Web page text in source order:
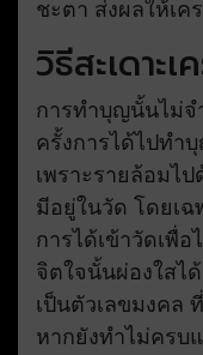
ชะตา ส่งผลให้เค
วิธีสะเดาะ
การทำบุญนั้นไม่จ
ครั้งการได้ไปทำ
เพราะรายล้อมไ
มีอยู่ในวัด โดยเฉ
การได้เข้าวัดเพื่
จิตใจนั้นผ่องใสไ
เป็นตัวเลขมงคล
หากยังทำไม่ครบ